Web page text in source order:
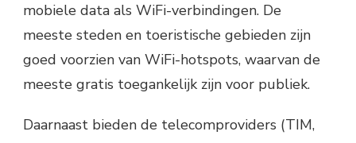
mobiele data als WiFi-verbindingen. De
meeste steden en toeristische gebieden zijn
goed voorzien van WiFi-hotspots, waarvan de
meeste gratis toegankelijk zijn voor publiek.
Daarnaast bieden de telecomproviders (TIM,